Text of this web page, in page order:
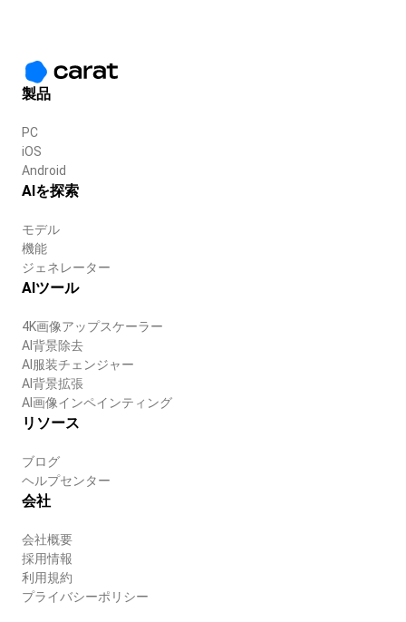
製品
PC
iOS
Android
AIを探索
モデル
機能
ジェネレーター
AIツール
4K画像アップスケーラー
AI背景除去
AI服装チェンジャー
AI背景拡張
AI画像インペインティング
リソース
ブログ
ヘルプセンター
会社
会社概要
採用情報
利用規約
プライバシーポリシー